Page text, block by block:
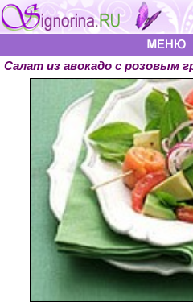
Салат из авокадо с розовым